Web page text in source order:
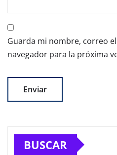
Guarda mi nombre, correo
navegador para la próxima
BUSCAR